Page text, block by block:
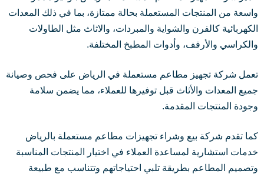
واسعة من المنتجات المستعملة بحالة ممتازة، بما في ذلك المعدات
الكهربائية كالفرن والشواية والمبردات، والاثاث مثل الطاولات
والكراسي والأرفف، وأدوات المطبخ المختلفة.
تعمل شركة تجهيز مطاعم مستعملة في الرياض على فحص وصيانة
جميع المعدات والأثاث قبل توفيرها للعملاء، مما يضمن سلامة
وجودة المنتجات المقدمة.
كما تقدم شركة بيع وشراء تجهيزات مطاعم مستعملة بالرياض
خدمات استشارية لمساعدة العملاء في اختيار المنتجات المناسبة
وتصميم المطاعم بطريقة تلبي احتياجاتهم وتتناسب مع طبيعة